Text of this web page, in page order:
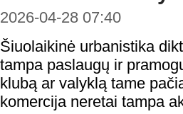
2026-04-28 07:40
Šiuolaikinė urbanistika
tampa paslaugų ir
klubą ar valyklą tame
komercija neretai tampa